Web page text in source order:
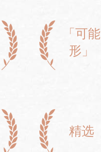
「可能
形」
精选